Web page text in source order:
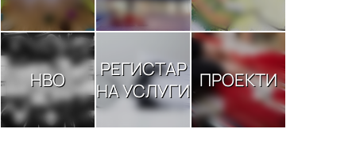
НВО
РЕГИСТАР
НА УСЛУГИ ПРОЕКТИ